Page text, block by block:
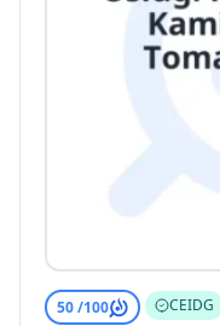
50 /100 CEIDG